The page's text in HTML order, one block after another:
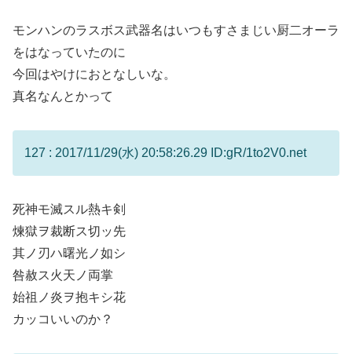
モンハンのラスボス武器名はいつもすさまじい厨二オーラ
をはなっていたのに
今回はやけにおとなしいな。
真名なんとかって
127 : 2017/11/29(水) 20:58:26.29 ID:gR/1to2V0.net
死神モ滅スル熱キ剣
煉獄ヲ裁断ス切ッ先
其ノ刃ハ曙光ノ如シ
咎赦ス火天ノ両掌
始祖ノ炎ヲ抱キシ花
カッコいいのか？